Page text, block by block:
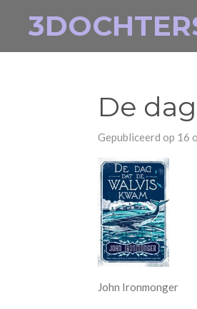
direct
naar
De
Gepubliceerd op 16
John Ironmonger